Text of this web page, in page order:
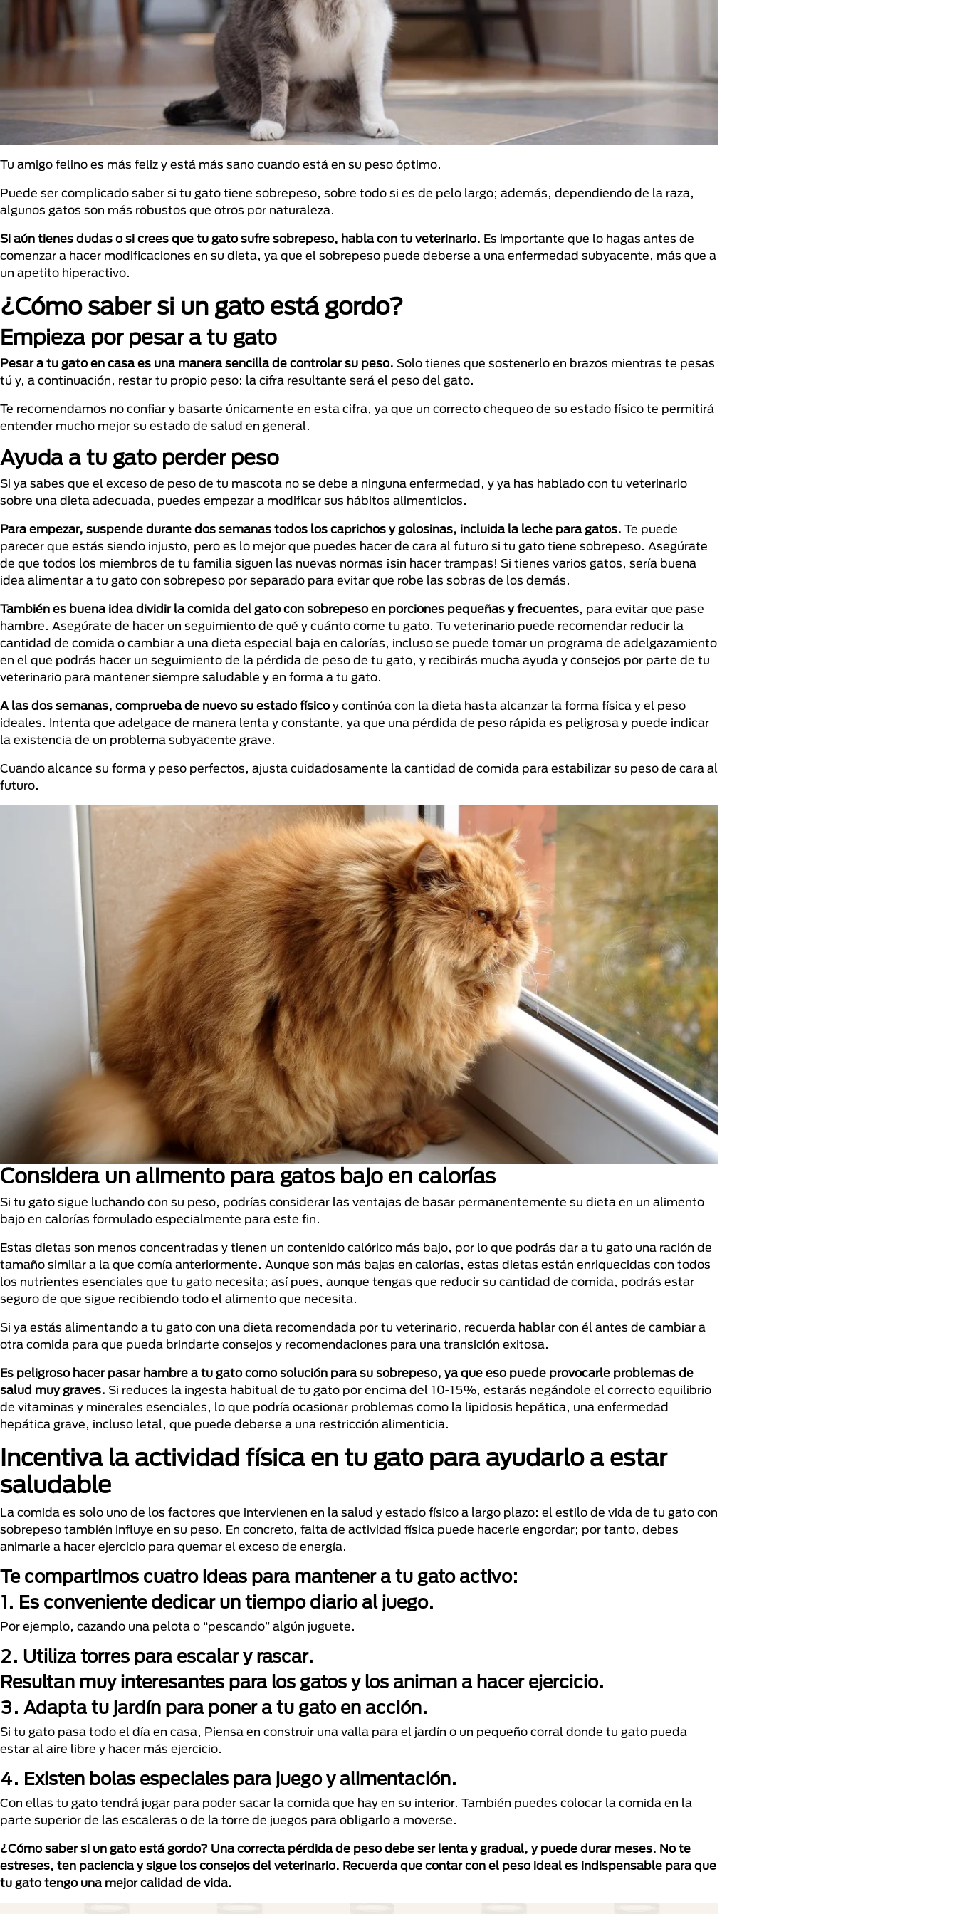
Tu amigo felino es más feliz y está más sano cuando está en su peso óptimo.
Puede ser complicado saber si tu gato tiene sobrepeso, sobre todo si es de pelo largo; además, dependiendo de la raza,
algunos gatos son más robustos que otros por naturaleza.
Si aún tienes dudas o si crees que tu gato sufre sobrepeso, habla con tu veterinario. Es importante que lo hagas antes de
comenzar a hacer modificaciones en su dieta, ya que el sobrepeso puede deberse a una enfermedad subyacente, más que a
un apetito hiperactivo.
¿Cómo saber si un gato está gordo?
Empieza por pesar a tu gato
Pesar a tu gato en casa es una manera sencilla de controlar su peso. Solo tienes que sostenerlo en brazos mientras te pesas
tú y, a continuación, restar tu propio peso: la cifra resultante será el peso del gato.
Te recomendamos no confiar y basarte únicamente en esta cifra, ya que un correcto chequeo de su estado físico te permitirá
entender mucho mejor su estado de salud en general.
Ayuda a tu gato perder peso
Si ya sabes que el exceso de peso de tu mascota no se debe a ninguna enfermedad, y ya has hablado con tu veterinario
sobre una dieta adecuada, puedes empezar a modificar sus hábitos alimenticios.
Para empezar, suspende durante dos semanas todos los caprichos y golosinas, incluida la leche para gatos. Te puede
parecer que estás siendo injusto, pero es lo mejor que puedes hacer de cara al futuro si tu gato tiene sobrepeso. Asegúrate
de que todos los miembros de tu familia siguen las nuevas normas ¡sin hacer trampas! Si tienes varios gatos, sería buena
idea alimentar a tu gato con sobrepeso por separado para evitar que robe las sobras de los demás.
También es buena idea dividir la comida del gato con sobrepeso en porciones pequeñas y frecuentes, para evitar que pase
hambre. Asegúrate de hacer un seguimiento de qué y cuánto come tu gato. Tu veterinario puede recomendar reducir la
cantidad de comida o cambiar a una dieta especial baja en calorías, incluso se puede tomar un programa de adelgazamiento
en el que podrás hacer un seguimiento de la pérdida de peso de tu gato, y recibirás mucha ayuda y consejos por parte de tu
veterinario para mantener siempre saludable y en forma a tu gato.
A las dos semanas, comprueba de nuevo su estado físicoy continúa con la dieta hasta alcanzar la forma física y el peso
ideales. Intenta que adelgace de manera lenta y constante, ya que una pérdida de peso rápida es peligrosa y puede indicar
la existencia de un problema subyacente grave.
Cuando alcance su forma y peso perfectos, ajusta cuidadosamente la cantidad de comida para estabilizar su peso de cara al
futuro.
Considera un alimento para gatos bajo en calorías
Si tu gato sigue luchando con su peso, podrías considerar las ventajas de basar permanentemente su dieta en un alimento
bajo en calorías formulado especialmente para este fin.
Estas dietas son menos concentradas y tienen un contenido calórico más bajo, por lo que podrás dar a tu gato una ración de
tamaño similar a la que comía anteriormente. Aunque son más bajas en calorías, estas dietas están enriquecidas con todos
los nutrientes esenciales que tu gato necesita; así pues, aunque tengas que reducir su cantidad de comida, podrás estar
seguro de que sigue recibiendo todo el alimento que necesita.
Si ya estás alimentando a tu gato con una dieta recomendada por tu veterinario, recuerda hablar con él antes de cambiar a
otra comida para que pueda brindarte consejos y recomendaciones para una transición exitosa.
Es peligroso hacer pasar hambre a tu gato como solución para su sobrepeso, ya que eso puede provocarle problemas de
salud muy graves. Si reduces la ingesta habitual de tu gato por encima del 10-15%, estarás negándole el correcto equilibrio
de vitaminas y minerales esenciales, lo que podría ocasionar problemas como la lipidosis hepática, una enfermedad
hepática grave, incluso letal, que puede deberse a una restricción alimenticia.
Incentiva la actividad física en tu gato para ayudarlo a estar
saludable
La comida es solo uno de los factores que intervienen en la salud y estado físico a largo plazo: el estilo de vida de tu gato con
sobrepeso también influye en su peso. En concreto, falta de actividad física puede hacerle engordar; por tanto, debes
animarle a hacer ejercicio para quemar el exceso de energía.
Te compartimos cuatro ideas para mantener a tu gato activo:
1. Es conveniente dedicar un tiempo diario al juego.
Por ejemplo, cazando una pelota o “pescando” algún juguete.
2. Utiliza torres para escalary rascar.
Resultan muy interesantes para los gatos y los animan a hacer ejercicio.
3. Adapta tu jardín para poner a tu gato en acción.
Si tu gato pasa todo el día en casa, Piensa en construir una valla para el jardín o un pequeño corral donde tu gato pueda
estar al aire libre y hacer más ejercicio.
4. Existen bolas especiales para juego y alimentación.
Con ellas tu gato tendrá jugar para poder sacar la comida que hay en su interior. También puedes colocar la comida en la
parte superior de las escaleras o de la torre de juegos para obligarlo a moverse.
¿Cómo saber si un gato está gordo? Una correcta pérdida de peso debe ser lenta y gradual, y puede durar meses. No te
estreses, ten paciencia y sigue los consejos del veterinario. Recuerda que contar con el peso ideal es indispensable para que
tu gato tengo una mejor calidad de vida.